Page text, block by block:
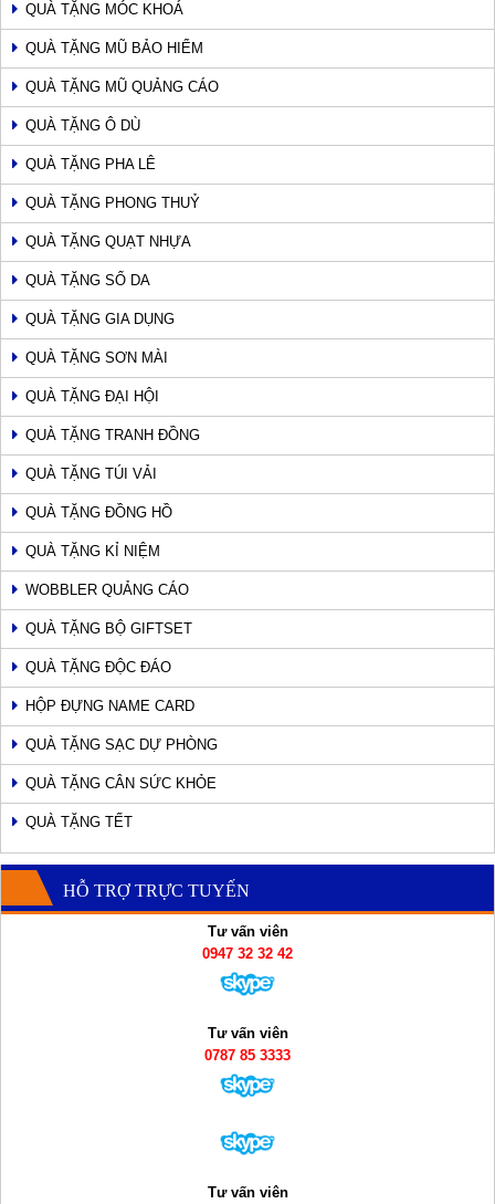
QUÀ TẶNG MÓC KHOÁ
QUÀ TẶNG MŨ BẢO HIỂM
QUÀ TẶNG MŨ QUẢNG CÁO
QUÀ TẶNG Ô DÙ
QUÀ TẶNG PHA LÊ
QUÀ TẶNG PHONG THUỶ
QUÀ TẶNG QUẠT NHỰA
QUÀ TẶNG SỔ DA
QUÀ TẶNG GIA DỤNG
QUÀ TẶNG SƠN MÀI
QUÀ TẶNG ĐẠI HỘI
QUÀ TẶNG TRANH ĐỒNG
QUÀ TẶNG TÚI VẢI
QUÀ TẶNG ĐỒNG HỒ
QUÀ TẶNG KỈ NIỆM
WOBBLER QUẢNG CÁO
QUÀ TẶNG BỘ GIFTSET
QUÀ TẶNG ĐỘC ĐÁO
HỘP ĐỰNG NAME CARD
QUÀ TẶNG SẠC DỰ PHÒNG
QUÀ TẶNG CÂN SỨC KHỎE
QUÀ TẶNG TẾT
HỖ TRỢ TRỰC TUYẾN
Tư vấn viên
0947 32 32 42
Tư vấn viên
0787 85 3333
Tư vấn viên